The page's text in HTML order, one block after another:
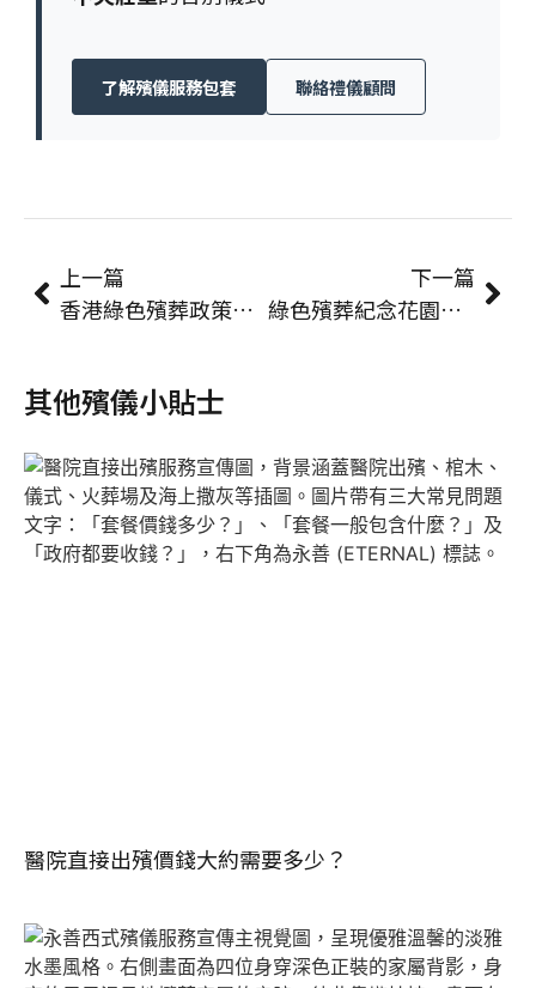
了解殯儀服務包套 聯絡禮儀顧問
上一篇
香港綠色殯葬政策與趨勢：為何愈來愈多人選擇撒灰？ | 永善殯儀
下一篇
綠色殯葬紀念花園紀念牌匾：費用、規格及紀念方式全解析 | 永善殯儀
其他殯儀小貼士
醫院直接出殯價錢大約需要多少？